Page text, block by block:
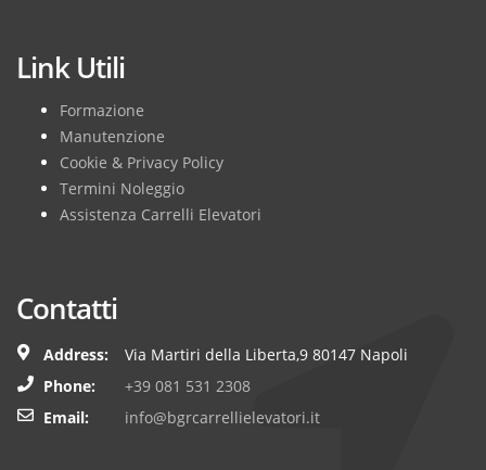
Link Utili
Formazione
Manutenzione
Cookie & Privacy Policy
Termini Noleggio
Assistenza Carrelli Elevatori
Contatti
Address:
Via Martiri della Liberta,9 80147 Napoli
Phone:
+39 081 531 2308
Email:
info@bgrcarrellielevatori.it